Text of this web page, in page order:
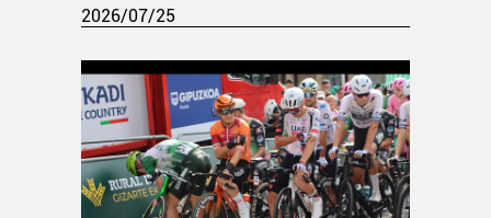
2026/07/25